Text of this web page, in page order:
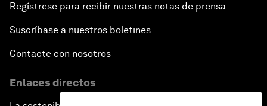
Regístrese para recibir nuestras notas de prensa
Suscríbase a nuestros boletines
Contacte con nosotros
Enlaces directos